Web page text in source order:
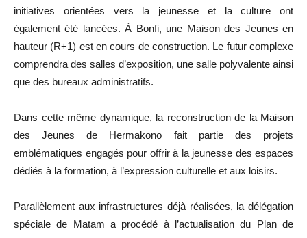
initiatives orientées vers la jeunesse et la culture ont
également été lancées. À Bonfi, une Maison des Jeunes en
hauteur (R+1) est en cours de construction. Le futur complexe
comprendra des salles d’exposition, une salle polyvalente ainsi
que des bureaux administratifs.
Dans cette même dynamique, la reconstruction de la Maison
des Jeunes de Hermakono fait partie des projets
emblématiques engagés pour offrir à la jeunesse des espaces
dédiés à la formation, à l’expression culturelle et aux loisirs.
Parallèlement aux infrastructures déjà réalisées, la délégation
spéciale de Matam a procédé à l’actualisation du Plan de